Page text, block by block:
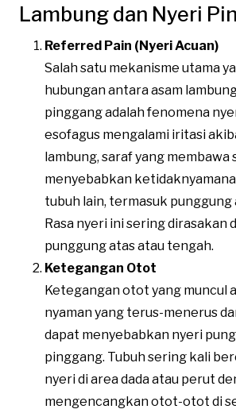
Lambung dan Nyeri
Referred Pain (Nyeri Acuan)
Salah satu mekanisme utama
hubungan antara asam
pinggang adalah fenomena
esofagus mengalami iritasi
lambung, saraf yang membawa
menyebabkan
tubuh lain, termasuk punggung
Rasa nyeri ini sering dirasakan
punggung atas atau tengah​.
Ketegangan Otot
Ketegangan otot yang muncul
nyaman yang terus-menerus
dapat menyebabkan nyeri
pinggang. Tubuh sering kali
nyeri di area dada atau perut
mengencangkan otot-otot di